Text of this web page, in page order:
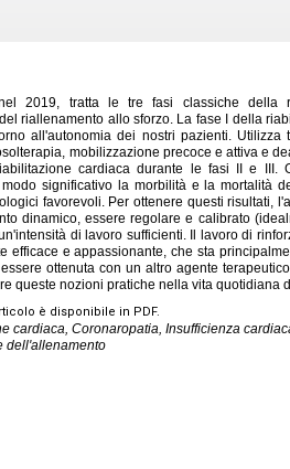
2019, tratta le tre fasi classiche della
riallenamento allo sforzo. La fase I della
all'autonomia dei nostri pazienti. Utilizza
mobilizzazione precoce e attiva e
cardiaca durante le fasi II e III.
significativo la morbilità e la mortalità
favorevoli. Per ottenere questi risultati,
dinamico, essere regolare e calibrato
di lavoro sufficienti. Il lavoro di
efficace e appassionante, che sta
ottenuta con un altro agente
queste nozioni pratiche nella vita quotidiana
è disponibile in PDF.
cardiaca, Coronaropatia, Insufficienza
dell'allenamento